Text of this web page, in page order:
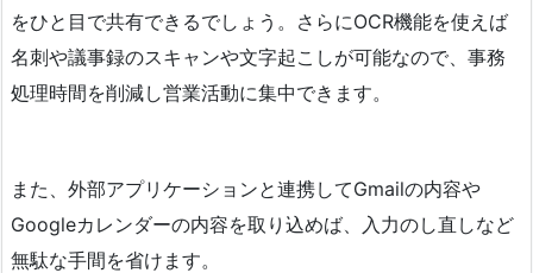
をひと目で共有できるでしょう。さらにOCR機能を使えば
名刺や議事録のスキャンや文字起こしが可能なので、事務
処理時間を削減し営業活動に集中できます。
また、外部アプリケーションと連携してGmailの内容や
Googleカレンダーの内容を取り込めば、入力のし直しなど
無駄な手間を省けます。